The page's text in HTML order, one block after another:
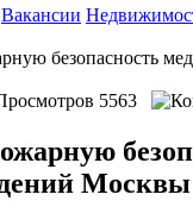
Вакансии
5563
Москвы